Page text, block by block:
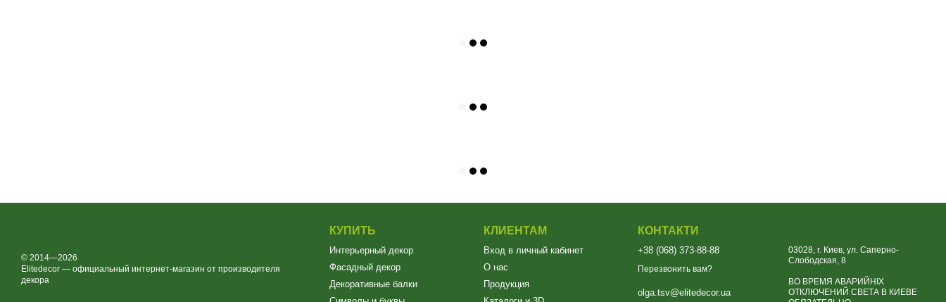
© 2014—2026
Elitedecor — официальный интернет-магазин от производителя
декора
КУПИТЬ
Интерьерный декор
Фасадный декор
Декоративные балки
КЛИЕНТАМ
Вход в личный кабинет
О нас
Продукция
КОНТАКТИ
+38 (068) 373-88-88
Перезвонить вам?
olga.tsv@elitedecor.ua
03028, г. Киев, ул. Саперно-
Слободская, 8
ВО ВРЕМЯ АВАРИЙНІХ
ОТКЛЮЧЕНИЙ СВЕТА В КИЕВЕ